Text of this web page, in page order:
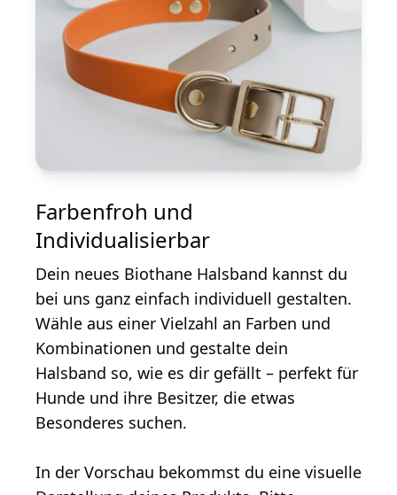
Farbenfroh und
Individualisierbar
Dein neues Biothane Halsband kannst du
bei uns ganz einfach individuell gestalten.
Wähle aus einer Vielzahl an Farben und
Kombinationen und gestalte dein
Halsband so, wie es dir gefällt – perfekt für
Hunde und ihre Besitzer, die etwas
Besonderes suchen.
In der Vorschau bekommst du eine visuelle